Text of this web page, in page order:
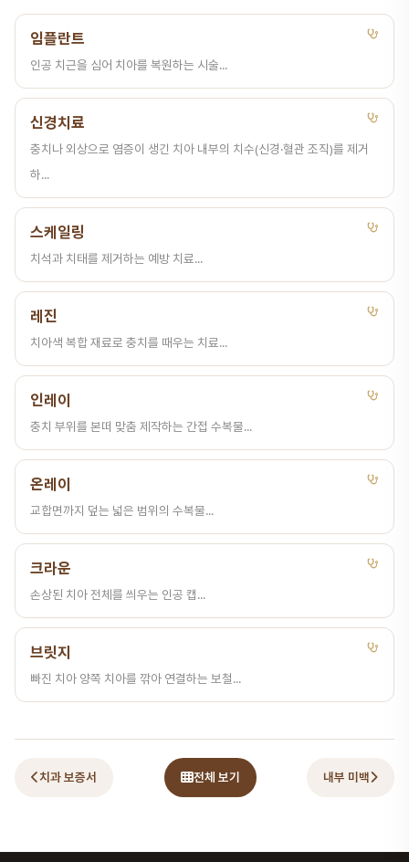
임플란트
인공 치근을 심어 치아를 복원하는 시술...
신경치료
충치나 외상으로 염증이 생긴 치아 내부의 치수(신경·혈관 조직)를 제거
하...
스케일링
치석과 치태를 제거하는 예방 치료...
레진
치아색 복합 재료로 충치를 때우는 치료...
인레이
충치 부위를 본떠 맞춤 제작하는 간접 수복물...
온레이
교합면까지 덮는 넓은 범위의 수복물...
크라운
손상된 치아 전체를 씌우는 인공 캡...
브릿지
빠진 치아 양쪽 치아를 깎아 연결하는 보철...
치과 보증서 전체 보기 내부 미백